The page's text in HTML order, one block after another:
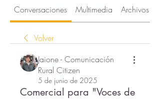
Conversaciones Multimedia Archivos
Volver
Jaione - Comunicación
Rural Citizen
5 de junio de 2025
Comercial para "Voces de